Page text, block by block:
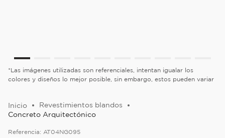
*Las imágenes utilizadas son referenciales, intentan igualar los
colores y diseños lo mejor posible, sin embargo, estos pueden variar
Revestimientos blandos
Concreto Arquitectónico
Referencia: AT04NG095